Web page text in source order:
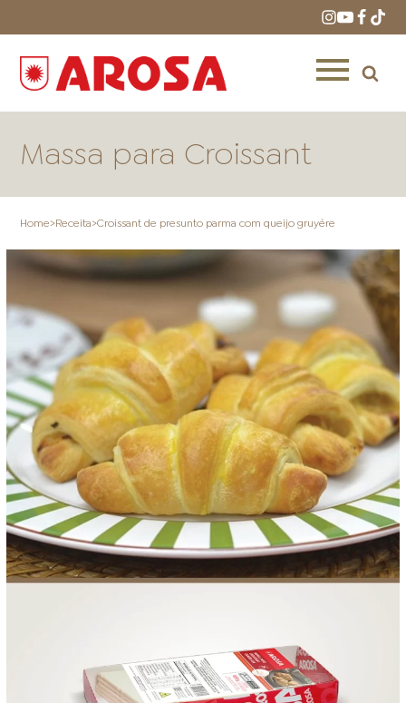
ONDE COMPRAR LOJAS AROSA
DISTRIBUIDORES E
REPRESENTANTES
FOOD SERVICE EMPRESA AGENDA DE CURSOS
SAC ACESSO PARA PARCEIROS
Massa para Croissant
Home>Receita>Croissant de presunto parma com queijo gruyère